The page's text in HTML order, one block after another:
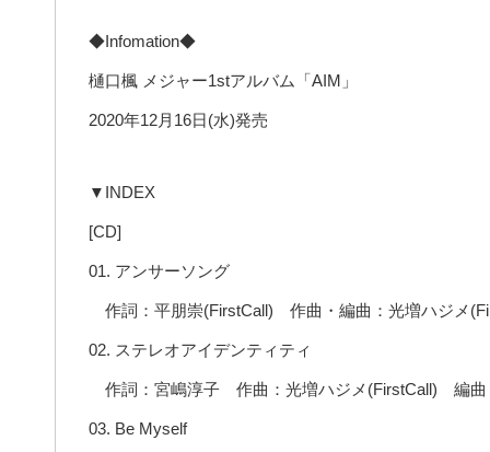
◆Infomation◆
樋口楓 メジャー1stアルバム「AIM」
2020年12月16日(水)発売
▼INDEX
[CD]
01. アンサーソング
作詞：平朋崇(FirstCall) 作曲・編曲：光増ハジメ
02. ステレオアイデンティティ
作詞：宮嶋淳子 作曲：光増ハジメ(FirstCall) 編曲
03. Be Myself